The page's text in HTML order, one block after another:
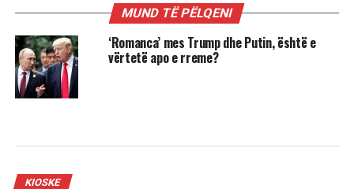
MUND TË PËLQENI
‘Romanca’ mes Trump dhe Putin, është e
vërtetë apo e rreme?
KIOSKE